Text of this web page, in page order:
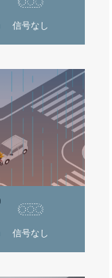
信号なし
信号なし